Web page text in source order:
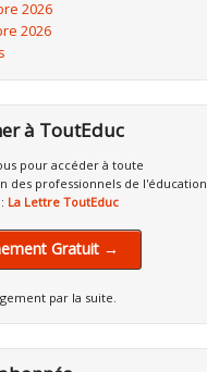
2026
2026
à ToutEduc
pour accéder à toute
des professionnels de l'éducation
La Lettre ToutEduc
Gratuit →
par la suite.